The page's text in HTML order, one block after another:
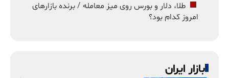
طلا، دلار و بورس روی میز معامله / برنده بازارهای
امروز کدام بود؟
بازار ایران